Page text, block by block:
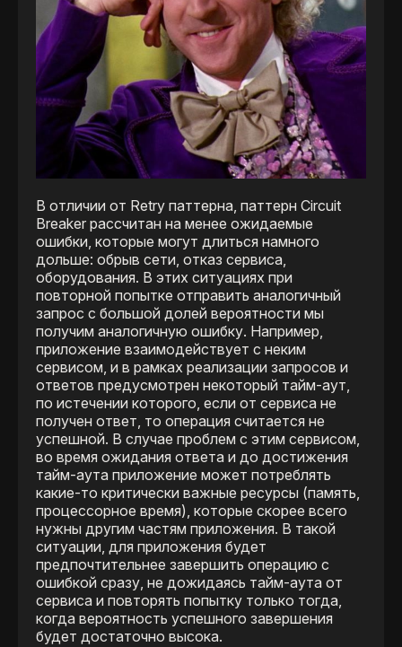
В отличии от Retry паттерна, паттерн Circuit
Breaker рассчитан на менее ожидаемые
ошибки, которые могут длиться намного
дольше: обрыв сети, отказ сервиса,
оборудования. В этих ситуациях при
повторной попытке отправить аналогичный
запрос с большой долей вероятности мы
получим аналогичную ошибку. Например,
приложение взаимодействует с неким
сервисом, и в рамках реализации запросов и
ответов предусмотрен некоторый тайм-аут,
по истечении которого, если от сервиса не
получен ответ, то операция считается не
успешной. В случае проблем с этим сервисом,
во время ожидания ответа и до достижения
тайм-аута приложение может потреблять
какие-то критически важные ресурсы (память,
процессорное время), которые скорее всего
нужны другим частям приложения. В такой
ситуации, для приложения будет
предпочтительнее завершить операцию с
ошибкой сразу, не дожидаясь тайм-аута от
сервиса и повторять попытку только тогда,
когда вероятность успешного завершения
будет достаточно высока.